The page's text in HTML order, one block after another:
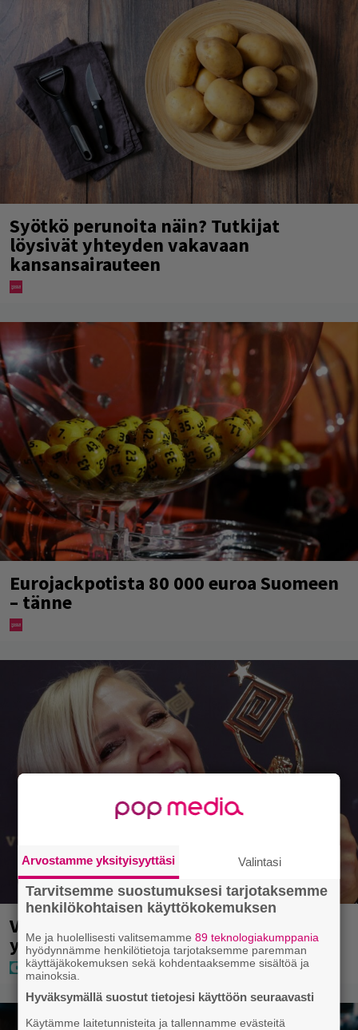
Syötkö perunoita näin? Tutkijat
löysivät yhteyden vakavaan
kansansairauteen
Eurojackpotista 80 000 euroa Suomeen
– tänne
Vappu Pimiästä tuli miljoonikko – eikä
yksi milli edes riitä, näin se tapahtui
Arvostamme yksityisyyttäsi Valintasi
Tarvitsemme suostumuksesi tarjotaksemme
henkilökohtaisen käyttökokemuksen
Me ja huolellisesti valitsemamme89 teknologiakumppania
hyödynnämme henkilötietoja tarjotaksemme paremman
käyttäjäkokemuksen sekä kohdentaaksemme sisältöä ja
mainoksia.
Hyväksymällä suostut tietojesi käyttöön seuraavasti
Käytämme laitetunnisteita ja tallennamme evästeitä